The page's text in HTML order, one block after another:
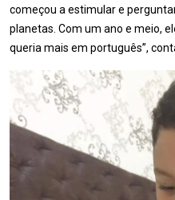
começou a estimular e
planetas. Com um ano e meio,
queria mais em português”,